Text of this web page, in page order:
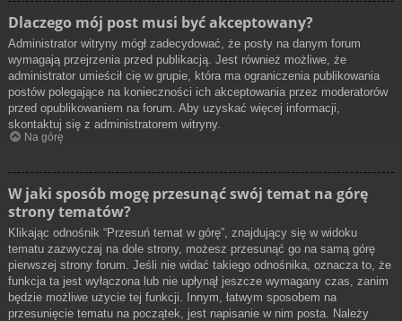
Dlaczego mój post musi być akceptowany?
Administrator witryny mógł zadecydować, że posty na danym forum
wymagają przejrzenia przed publikacją. Jest również możliwe, że
administrator umieścił cię w grupie, która ma ograniczenia publikowania
postów polegające na konieczności ich akceptowania przez moderatorów
przed opublikowaniem na forum. Aby uzyskać więcej informacji,
skontaktuj się z administratorem witryny.
Na górę
W jaki sposób mogę przesunąć swój temat na górę
strony tematów?
Klikając odnośnik “Przesuń temat w górę”, znajdujący się w widoku
tematu zazwyczaj na dole strony, możesz przesunąć go na samą górę
pierwszej strony forum. Jeśli nie widać takiego odnośnika, oznacza to, że
funkcja ta jest wyłączona lub nie upłynął jeszcze wymagany czas, zanim
będzie możliwe użycie tej funkcji. Innym, łatwym sposobem na
przesunięcie tematu na początek, jest napisanie w nim posta. Należy